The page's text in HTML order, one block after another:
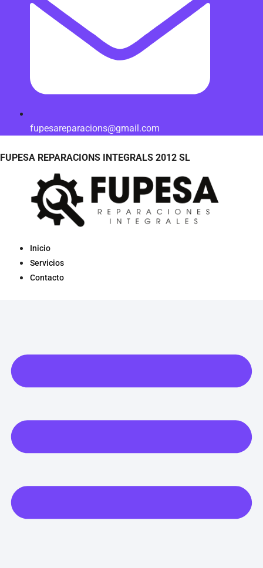
fupesareparacions@gmail.com
FUPESA REPARACIONS INTEGRALS 2012 SL
Inicio
Servicios
Contacto